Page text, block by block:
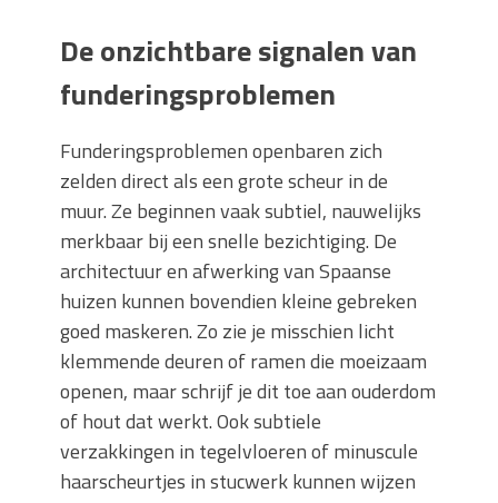
De onzichtbare signalen van
funderingsproblemen
Funderingsproblemen openbaren zich
zelden direct als een grote scheur in de
muur. Ze beginnen vaak subtiel, nauwelijks
merkbaar bij een snelle bezichtiging. De
architectuur en afwerking van Spaanse
huizen kunnen bovendien kleine gebreken
goed maskeren. Zo zie je misschien licht
klemmende deuren of ramen die moeizaam
openen, maar schrijf je dit toe aan ouderdom
of hout dat werkt. Ook subtiele
verzakkingen in tegelvloeren of minuscule
haarscheurtjes in stucwerk kunnen wijzen